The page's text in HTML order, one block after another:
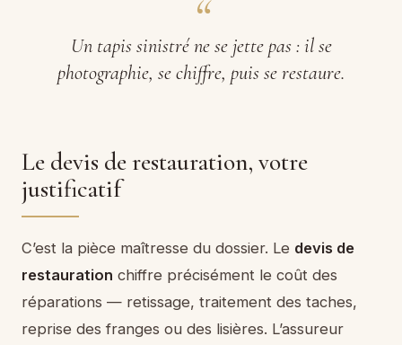
Un tapis sinistré ne se jette pas : il se
photographie, se chiffre, puis se restaure.
Le devis de restauration, votre
justificatif
C’est la pièce maîtresse du dossier. Le devis de
restauration chiffre précisément le coût des
réparations — retissage, traitement des taches,
reprise des franges ou des lisières. L’assureur